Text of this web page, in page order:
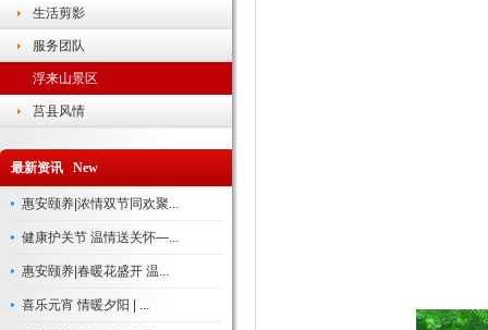
生活剪影
服务团队
浮来山景区
莒县风情
最新资讯 New
惠安颐养|浓情双节同欢聚...
健康护关节 温情送关怀—...
惠安颐养|春暖花盛开 温...
喜乐元宵 情暖夕阳 | ...